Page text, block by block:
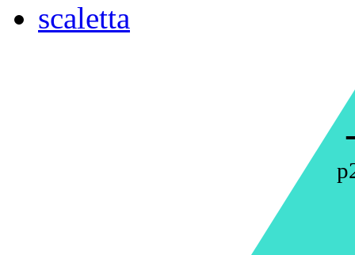
scaletta